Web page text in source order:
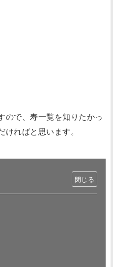
ので、寿一覧を知りたかっ
ればと思います。